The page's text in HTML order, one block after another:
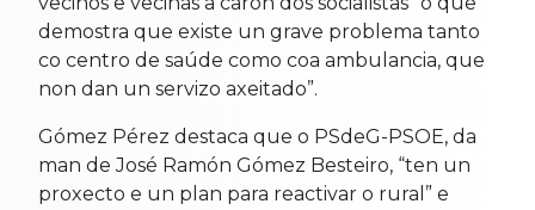
demostra que existe un grave problema tanto
co centro de saúde como coa ambulancia, que
non dan un servizo axeitado”.
Gómez Pérez destaca que o PSdeG-PSOE, da
man de José Ramón Gómez Besteiro, “ten un
proxecto e un plan para reactivar o rural” e